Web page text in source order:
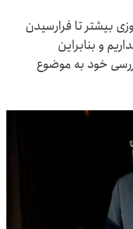
بیشتر تا فرارسیدن
و بنابراین
خود به موضوع